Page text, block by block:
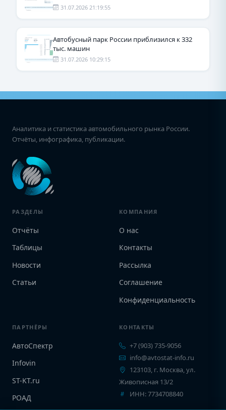
31.07.2026 21:19:55
Автобусный парк России приблизился к 332
тыс. машин
31.07.2026 10:29:15
Аналитика и статистика автомобильного рынка России.
Отчёты, инфографика, публикации.
РАЗДЕЛЫ
Отчёты
Таблицы
Новости
Статьи
КОМПАНИЯ
О нас
Контакты
Рассылка
Соглашение
Конфиденциальность
ПАРТНЁРЫ
АвтоСпектр
Infovin
ST-KT.ru
РОАД
КОНТАКТЫ
+7 (903) 735-9056
info@avtostat-info.ru
123103, г. Москва, ул.
Живописная 13/2
ИНН: 7734708840